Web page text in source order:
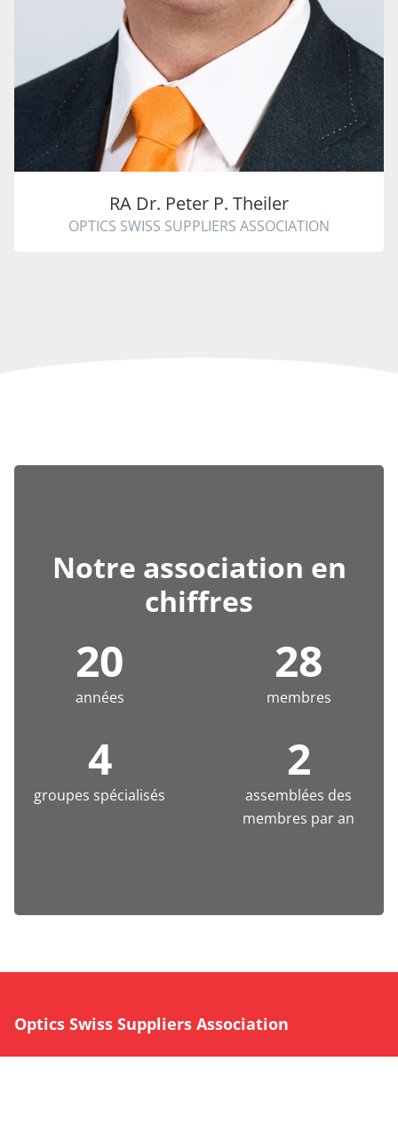
RA Dr. Peter P. Theiler
OPTICS SWISS SUPPLIERS ASSOCIATION
Notre association en
chiffres
20
années
28
membres
4
groupes spécialisés
2
assemblées des
membres par an
Optics Swiss Suppliers Association